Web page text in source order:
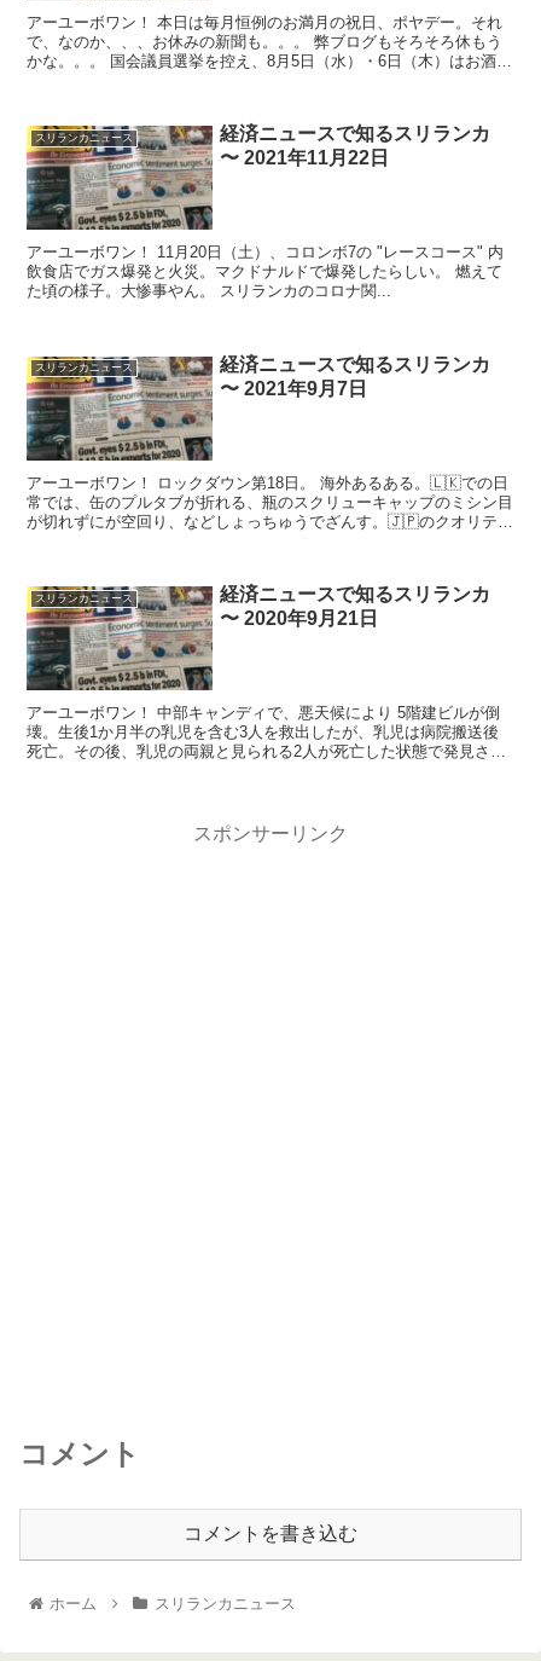
アーユーボワン！ 本日は毎月恒例のお満月の祝日、ポヤデー。それ
で、なのか、、、お休みの新聞も。。。 弊ブログもそろそろ休もう
かな。。。 国会議員選挙を控え、8月5日（水）・6日（木）はお酒販
スリランカニュース
経済ニュースで知るスリランカ
〜 2021年11月22日
アーユーボワン！ 11月20日（土）、コロンボ7の "レースコース" 内
飲食店でガス爆発と火災。マクドナルドで爆発したらしい。 燃えて
た頃の様子。大惨事やん。 スリランカのコロナ関...
スリランカニュース
経済ニュースで知るスリランカ
〜 2021年9月7日
アーユーボワン！ ロックダウン第18日。 海外あるある。🇱🇰での日
常では、缶のプルタブが折れる、瓶のスクリューキャップのミシン目
が切れずにが空回り、などしょっちゅうでざんす。🇯🇵のクオリティ
スリランカニュース
経済ニュースで知るスリランカ
〜 2020年9月21日
アーユーボワン！ 中部キャンディで、悪天候により 5階建ビルが倒
壊。生後1か月半の乳児を含む3人を救出したが、乳児は病院搬送後
死亡。その後、乳児の両親と見られる2人が死亡した状態で発見され
スポンサーリンク
コメント
コメントを書き込む
ホーム スリランカニュース